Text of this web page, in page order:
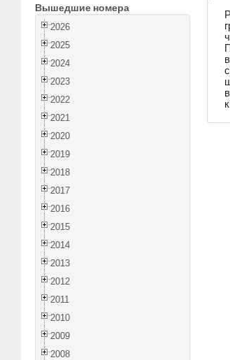
Вышедшие номера
2026
2025
2024
2023
2022
2021
2020
2019
2018
2017
2016
2015
2014
2013
2012
2011
2010
2009
2008